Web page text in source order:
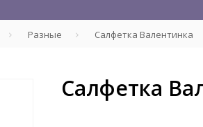
Разные Салфетка Валентинка
Салфетка